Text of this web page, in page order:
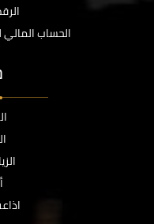
الحساب